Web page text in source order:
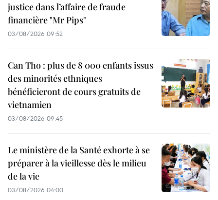
justice dans l’affaire de fraude
financière "Mr Pips"
03/08/2026 09:52
Can Tho : plus de 8 000 enfants issus
des minorités ethniques
bénéficieront de cours gratuits de
vietnamien
03/08/2026 09:45
Le ministère de la Santé exhorte à se
préparer à la vieillesse dès le milieu
de la vie
03/08/2026 04:00